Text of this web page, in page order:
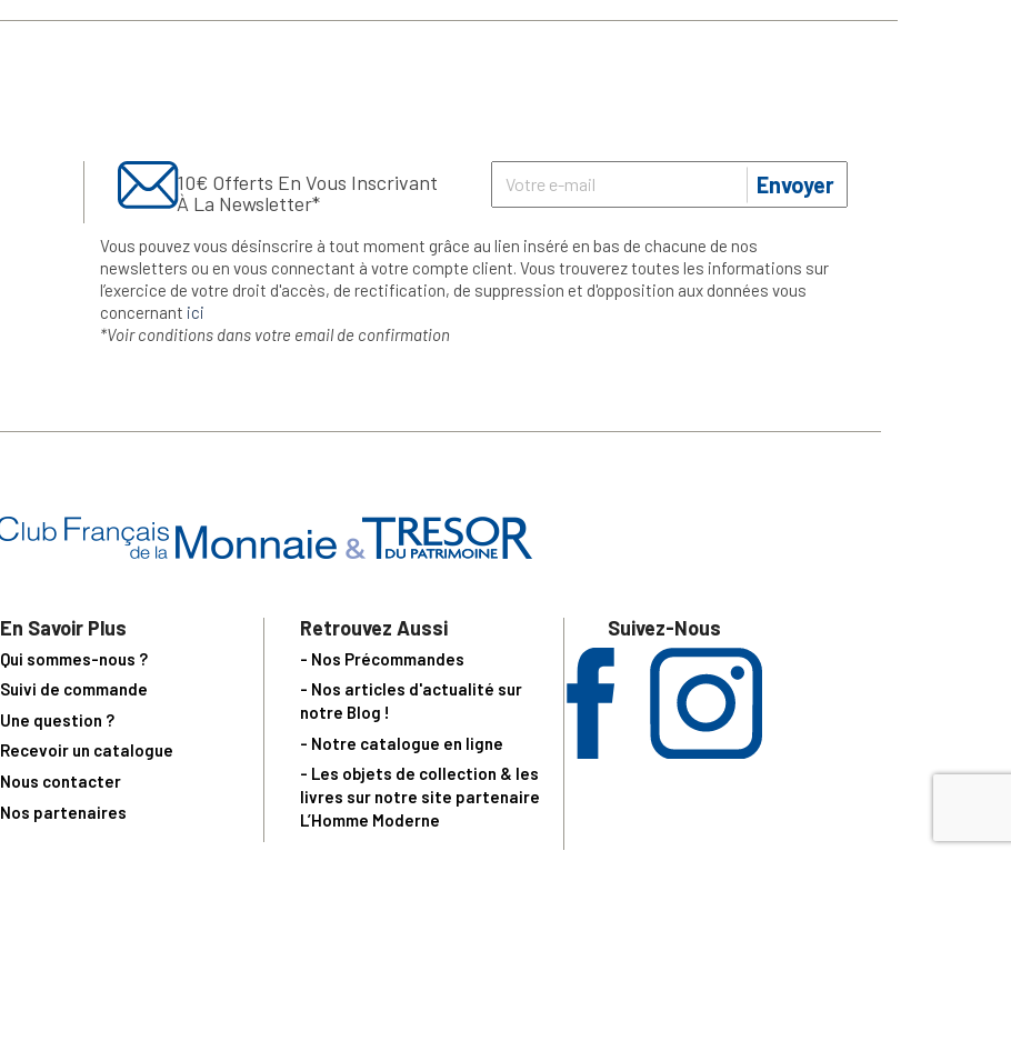
10€ Offerts En Vous Inscrivant
À La Newsletter*
Envoyer
Vous pouvez vous désinscrire à tout moment grâce au lien inséré en bas de chacune de nos
newsletters ou en vous connectant à votre compte client. Vous trouverez toutes les informations sur
l’exercice de votre droit d'accès, de rectification, de suppression et d'opposition aux données vous
concernant ici
*Voir conditions dans votre email de confirmation
En Savoir Plus
Qui sommes-nous ?
Suivi de commande
Une question ?
Recevoir un catalogue
Nous contacter
Nos partenaires
Retrouvez Aussi
- Nos Précommandes
- Nos articles d'actualité sur
notre Blog !
- Notre catalogue en ligne
- Les objets de collection & les
livres sur notre site partenaire
L’Homme Moderne
Suivez-Nous